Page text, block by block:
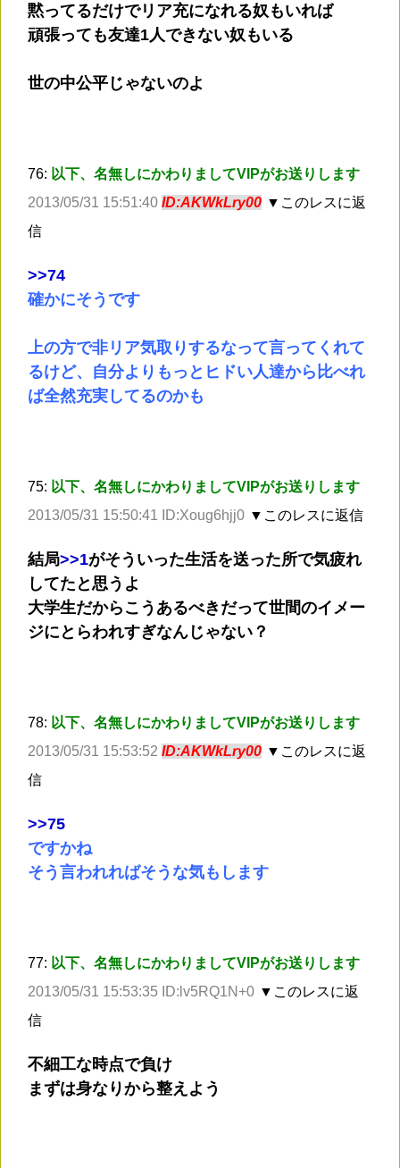
黙ってるだけでリア充になれる奴もいれば
頑張っても友達1人できない奴もいる
世の中公平じゃないのよ
76: 以下、名無しにかわりましてVIPがお送りします
2013/05/31 15:51:40 ID:AKWkLry00 ▼このレスに返
信
>>74
確かにそうです
上の方で非リア気取りするなって言ってくれて
るけど、自分よりもっとヒドい人達から比べれ
ば全然充実してるのかも
75: 以下、名無しにかわりましてVIPがお送りします
2013/05/31 15:50:41 ID:Xoug6hjj0 ▼このレスに返信
結局>>1がそういった生活を送った所で気疲れ
してたと思うよ
大学生だからこうあるべきだって世間のイメー
ジにとらわれすぎなんじゃない？
78: 以下、名無しにかわりましてVIPがお送りします
2013/05/31 15:53:52 ID:AKWkLry00 ▼このレスに返
信
>>75
ですかね
そう言われればそうな気もします
77: 以下、名無しにかわりましてVIPがお送りします
2013/05/31 15:53:35 ID:lv5RQ1N+0 ▼このレスに返
信
不細工な時点で負け
まずは身なりから整えよう